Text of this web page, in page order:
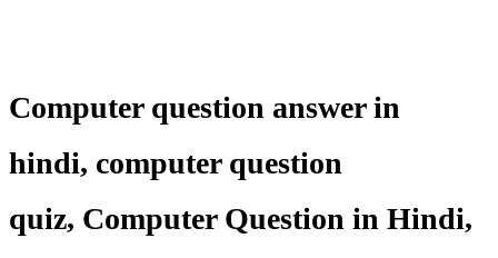
Computer question answer in
hindi, computer question
quiz, Computer Question in Hindi,